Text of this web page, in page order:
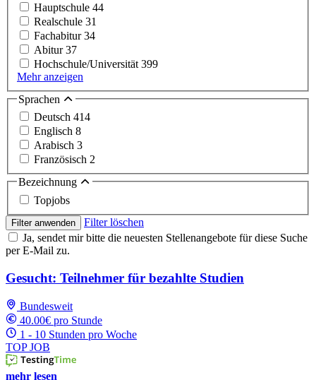
Hauptschule 44
Realschule 31
Fachabitur34
Abitur37
Hochschule/Universität 399
Mehr anzeigen
Sprachen
Deutsch 414
Englisch 8
Arabisch 3
Französisch 2
Bezeichnung
Topjobs
Filter anwenden
Filter löschen
Ja, sendet mir bitte die neuesten Stellenangebote für diese Suche
per E-Mail zu.
Gesucht: Teilnehmer für bezahlte Studien
Bundesweit
40.00€ pro Stunde
1 - 10 Stunden pro Woche
TOP JOB
mehr lesen